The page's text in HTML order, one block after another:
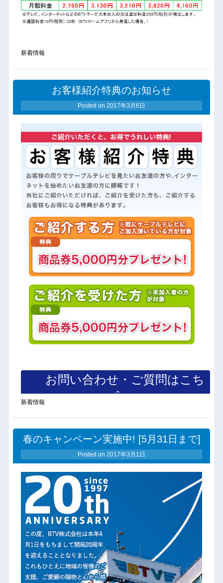
新着情報
お客様紹介特典のお知らせ
Posted on 2017年3月6日
お問い合わせ・ご質問はこち
ら＞
新着情報
春のキャンペーン実施中! [5月31日まで]
Posted on 2017年3月1日